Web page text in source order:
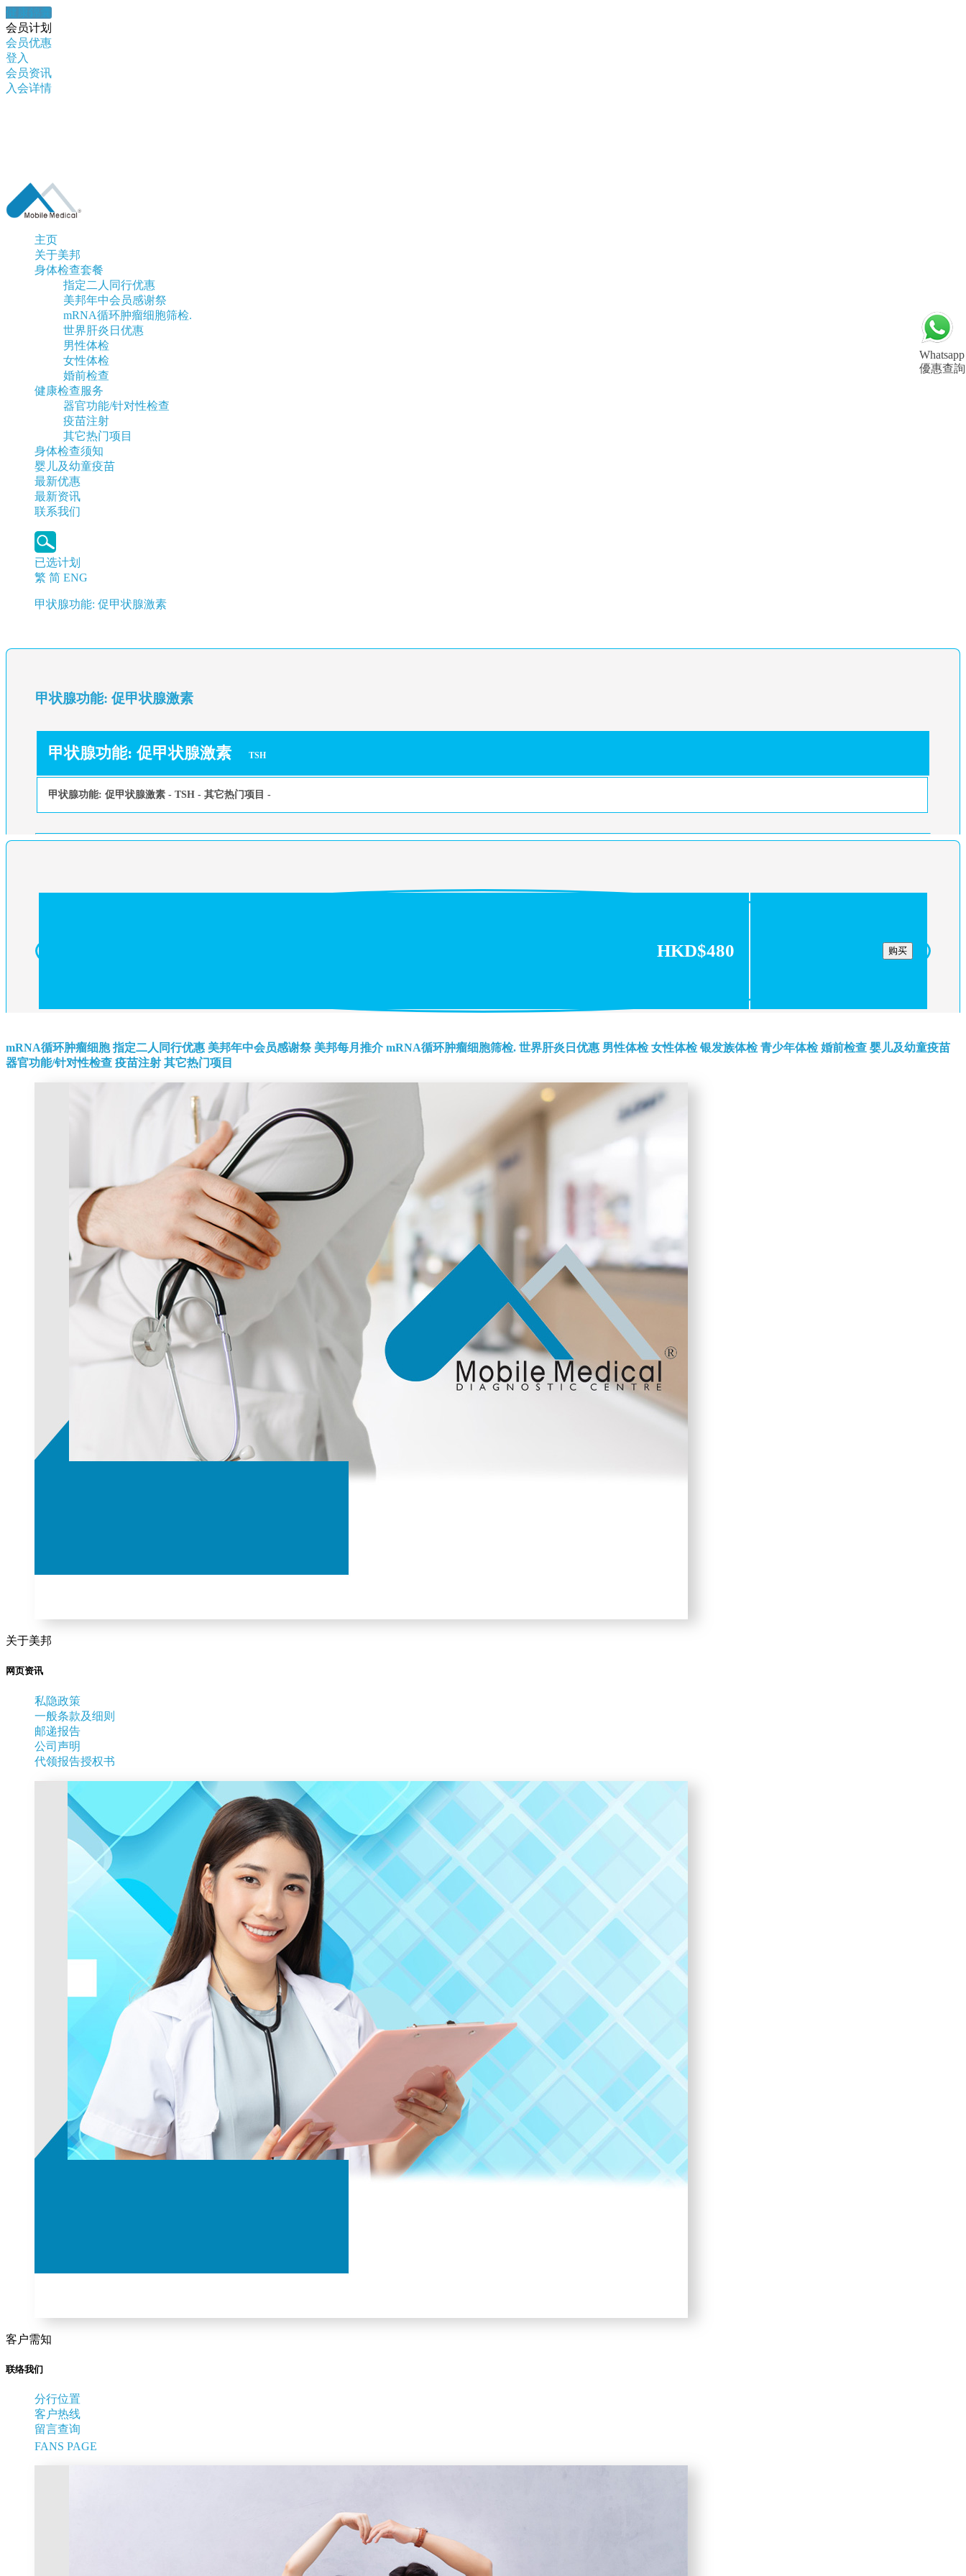
健康錦囊
会员计划
会员优惠
登入
会员资讯
入会详情
主页
关于美邦
身体检查套餐
指定二人同行优惠
美邦年中会员感谢祭
mRNA循环肿瘤细胞筛检.
世界肝炎日优惠
男性体检
女性体检
婚前检查
健康检查服务
器官功能/针对性检查
疫苗注射
其它热门项目
身体检查须知
婴儿及幼童疫苗
最新优惠
最新资讯
联系我们
已选计划
繁 简 ENG
Whatsapp
優惠查詢
甲状腺功能: 促甲状腺激素
甲状腺功能: 促甲状腺激素
甲状腺功能: 促甲状腺激素 TSH
甲状腺功能: 促甲状腺激素 - TSH - 其它热门项目 -
HKD$480 购买
mRNA循环肿瘤细胞 指定二人同行优惠 美邦年中会员感谢祭 美邦每月推介 mRNA循环肿瘤细胞筛检. 世界肝炎日优惠 男性体检 女性体检 银发族体检 青少年体检 婚前检查 婴儿及幼童疫苗
器官功能/针对性检查 疫苗注射 其它热门项目
关于美邦
网页资讯
私隐政策
一般条款及细则
邮递报告
公司声明
代领报告授权书
客户需知
联络我们
分行位置
客户热线
留言查询
FANS PAGE